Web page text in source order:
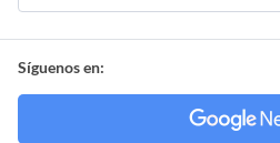
Síguenos en: